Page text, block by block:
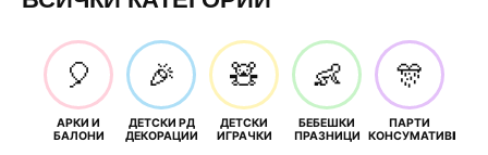
🎈
АРКИ И
БАЛОНИ
🎉
ДЕТСКИ РД
ДЕКОРАЦИИ
🧸
ДЕТСКИ
ИГРАЧКИ
👶
БЕБЕШКИ
ПРАЗНИЦИ
🎊
ПАРТИ
КОНСУМАТИВИ